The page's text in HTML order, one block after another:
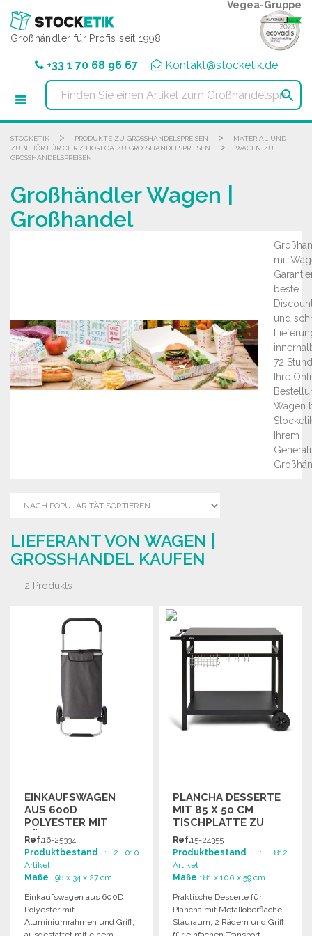
Großhändler für Profis seit 1998
Vegea-Gruppe
+33 1 70 68 96 67 Kontakt@stocketik.de

STOCKETIK > PRODUKTE ZU GROSSHANDELSPREISEN >
MATERIAL UND
ZUBEHÖR FÜR CHR / HORECA ZU GROSSHANDELSPREISEN
>
WAGEN ZU
GROSSHANDELSPREISEN
Großhändler Wagen |
Großhandel
mit
beste
und
72
Ihre
Wagen
Ihrem
LIEFERANT VON WAGEN |
GROSSHANDEL KAUFEN
2 Produkts
EINKAUFSWAGEN
AUS 600D
POLYESTER MIT
KÜHLFACH ZU
GROSSHANDELSPREISEN
Ref.16-25334
Produktbestand : 2 010
Artikel
Maße : 98 x 34 x 27 cm
Einkaufswagen aus 600D
Polyester mit
Aluminiumrahmen und Griff,
PLANCHA DESSERTE
MIT 85 X 50 CM
TISCHPLATTE ZU
GROSSHANDELSPREISEN
Ref.15-24355
Produktbestand : 812
Artikel
Maße : 81 x 100 x 59 cm
Praktische Desserte für
Plancha mit Metalloberfläche,
Stauraum, 2 Rädern und Griff